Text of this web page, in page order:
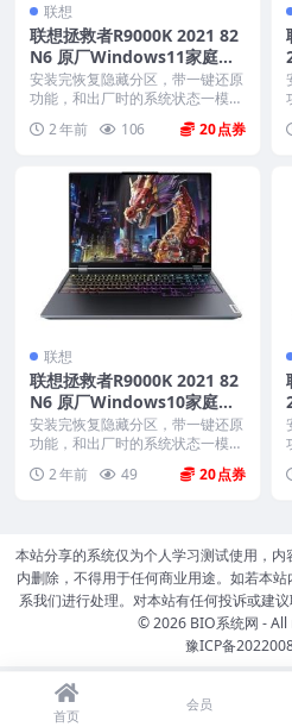
联想
联想拯救者R9000K 2021 82
N6 原厂Windows11家庭中
文版恢复镜像 原厂oem系统
安装完恢复隐藏分区，带一键还原
功能，和出厂时的系统状态一模一
2 年前 106 20
联想
联想拯救者R9000K 2021 82
N6 原厂Windows10家庭中
文版恢复镜像 原厂oem系统
安装完恢复隐藏分区，带一键还原
功能，和出厂时的系统状态一模一
2 年前 49 20
本站分享的系统仅为个人学习测试使用，
内删除，不得用于任何商业用途。如若本
系我们进行处理。对本站有任何投诉或建
© 2026 BIO系统网 -
豫ICP备
首页
会员